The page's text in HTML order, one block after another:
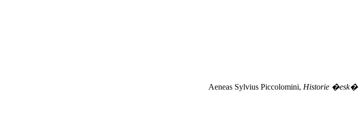
Aeneas Sylvius Piccolomini, Historie �esk�